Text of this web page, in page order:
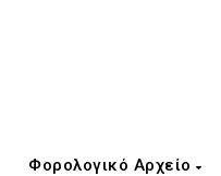
Φορολογικό Αρχείο